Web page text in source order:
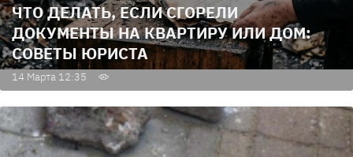
ЧТО ДЕЛАТЬ, ЕСЛИ СГОРЕЛИ
ДОКУМЕНТЫ НА КВАРТИРУ ИЛИ ДОМ:
СОВЕТЫ ЮРИСТА
14 Марта 12:35